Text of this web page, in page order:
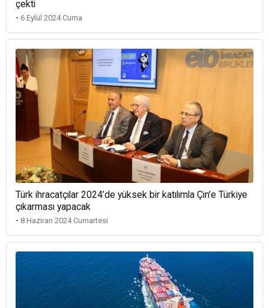
çekti
• 6 Eylül 2024 Cuma
Türk ihracatçılar 2024’de yüksek bir katılımla Çin’e Türkiye
çıkarması yapacak
• 8 Haziran 2024 Cumartesi